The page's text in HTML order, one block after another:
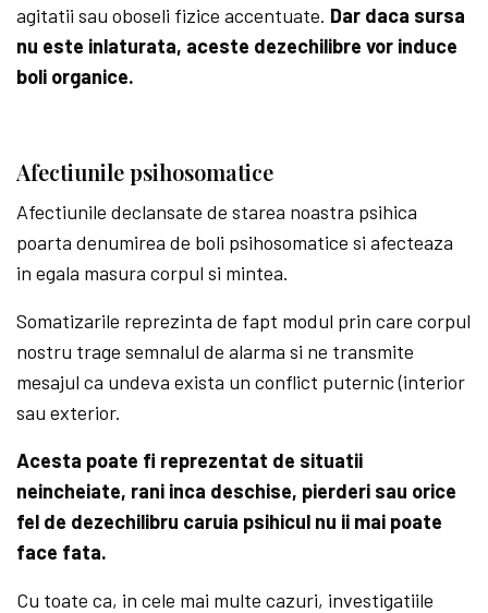
agitatii sau oboseli fizice accentuate. Dar daca sursa
nu este inlaturata, aceste dezechilibre vor induce
boli organice.
Afectiunile psihosomatice
Afectiunile declansate de starea noastra psihica
poarta denumirea de boli psihosomatice si afecteaza
in egala masura corpul si mintea.
Somatizarile reprezinta de fapt modul prin care corpul
nostru trage semnalul de alarma si ne transmite
mesajul ca undeva exista un conflict puternic (interior
sau exterior.
Acesta poate fi reprezentat de situatii
neincheiate, rani inca deschise, pierderi sau orice
fel de dezechilibru caruia psihicul nu ii mai poate
face fata.
Cu toate ca, in cele mai multe cazuri, investigatiile